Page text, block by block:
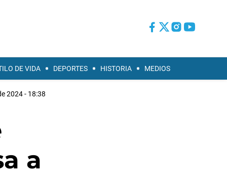
DE VIDA DEPORTES HISTORIA MEDIOS
2024 - 18:38
a